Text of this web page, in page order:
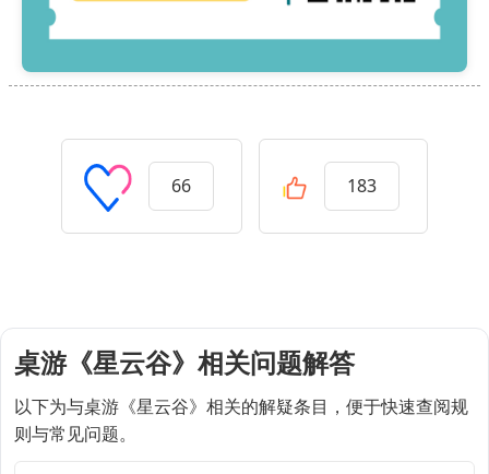
66 183
桌游《星云谷》相关问题解答
以下为与桌游《星云谷》相关的解疑条目，便于快速查阅规
则与常见问题。